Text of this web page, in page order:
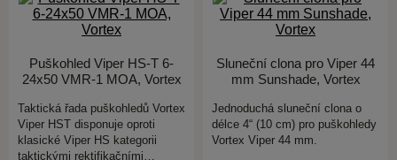
Puškohled Viper HS-T 6-
24x50 VMR-1 MOA, Vortex
Taktická řada puškohledů Vortex
Viper HST disponuje oproti
klasické Viper HS kategorii
taktickými rektifikačními…
Sluneční clona pro Viper 44
mm Sunshade, Vortex
Jednoduchá sluneční clona o
délce 4“ (10 cm) pro puškohledy
Vortex Viper 44 mm.